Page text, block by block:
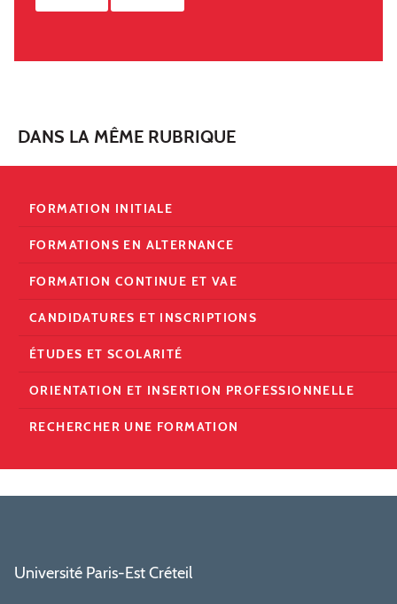
DANS LA MÊME RUBRIQUE
FORMATION INITIALE
FORMATIONS EN ALTERNANCE
FORMATION CONTINUE ET VAE
CANDIDATURES ET INSCRIPTIONS
ÉTUDES ET SCOLARITÉ
ORIENTATION ET INSERTION PROFESSIONNELLE
RECHERCHER UNE FORMATION
Université Paris-Est Créteil